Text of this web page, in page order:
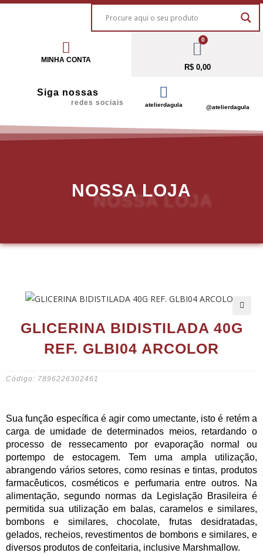
MINHA CONTA
0
R$0,00
Siga nossas
redes sociais atelierdagula @atelierdagula
NOSSA LOJA
🔍
GLICERINA BIDISTILADA 40G
REF. GLBI04 ARCOLOR
Código: 7896226302461
Sua função específica é agir como umectante, isto é retém a
carga de umidade de determinados meios, retardando o
processo de ressecamento por evaporação normal ou
portempo de estocagem. Tem uma ampla utilização,
abrangendo vários setores, como resinas e tintas, produtos
farmacêuticos, cosméticos e perfumaria entre outros. Na
alimentação, segundo normas da Legislação Brasileira é
permitida sua utilização em balas, caramelos e similares,
bombons e similares, chocolate, frutas desidratadas,
gelados, recheios, revestimentos de bombons e similares, e
diversos produtos de confeitaria, inclusive Marshmallow.